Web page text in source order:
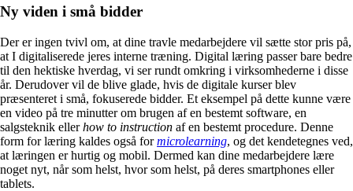
Ny viden i små bidder
Der er ingen tvivl om, at dine travle medarbejdere vil sætte stor pris på,
at I digitaliserede jeres interne træning. Digital læring passer bare bedre
til den hektiske hverdag, vi ser rundt omkring i virksomhederne i disse
år. Derudover vil de blive glade, hvis de digitale kurser blev
præsenteret i små, fokuserede bidder. Et eksempel på dette kunne være
en video på tre minutter om brugen af en bestemt software, en
salgsteknik ellerhow to instruction af en bestemt procedure. Denne
form for læring kaldes også formicrolearning, og det kendetegnes ved,
at læringen er hurtig og mobil. Dermed kan dine medarbejdere lære
noget nyt, når som helst, hvor som helst, på deres smartphones eller
tablets.